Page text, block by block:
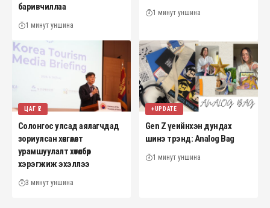
баривчиллаа
1 минут уншина
1 минут уншина
ЦАГ ҮЕ
Солонгос улсад аялагчдад
зориулсан хөнгөлөлт
урамшуулалт хөтөлбөр
хэрэгжиж эхэллээ
3 минут уншина
+UPDATE
Gen Z үеийнхэн дундах
шинэ трэнд: Analog Bag
1 минут уншина